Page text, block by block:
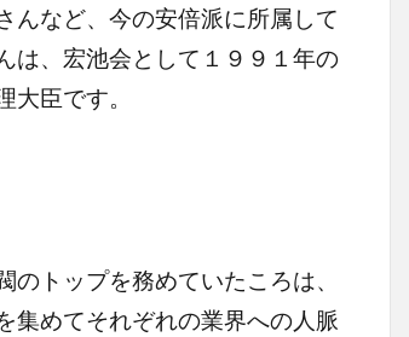
など、今の安倍派に所属して
は、宏池会として１９９１年の
臣です。
トップを務めていたころは、
集めてそれぞれの業界への人脈